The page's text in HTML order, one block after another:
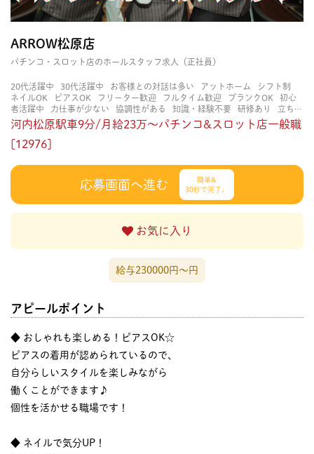
ARROW松原店
パチンコ・スロット店のホールスタッフ求人（正社員）
20代活躍中 30代活躍中 お客様との対話は多い アットホーム
シフト制
ネイルOK
ピアスOK フリーター歓迎 フルタイム歓迎 ブランクOK
初心
者活躍中
力仕事が少ない 協調性がある 知識・経験不要 研修あり
立ち仕
事
経験者・有資格者歓迎 茶髪OK 賑やかな職場 長く働ける 長期歓迎
河内松原駅車9分/月給23万～パチンコ&スロット店一般職
[12976]
応募画面へ進む
簡単&
30秒で完了♩
お気に入り
給与230000円〜円
アピールポイント
◆ おしゃれも楽しめる！ピアスOK☆
ピアスの着用が認められているので、
自分らしいスタイルを楽しみながら
働くことができます♪
個性を活かせる職場です！
◆ ネイルで気分UP！